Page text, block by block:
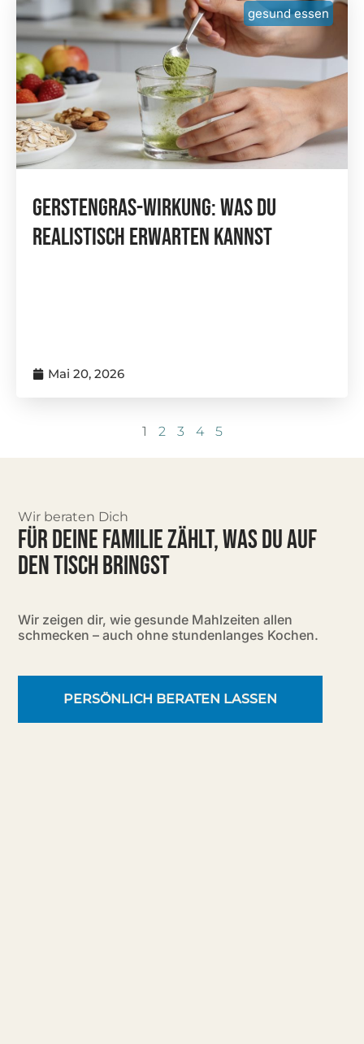
gesund essen
Gerstengras-Wirkung: Was Du
Realistisch Erwarten Kannst
Mai 20, 2026
1 2 3 4 5
Wir beraten Dich
FÜR DEINE FAMILIE ZÄHLT, WAS DU AUF
DEN TISCH BRINGST
Wir zeigen dir, wie gesunde Mahlzeiten allen
schmecken – auch ohne stundenlanges Kochen.
PERSÖNLICH BERATEN LASSEN